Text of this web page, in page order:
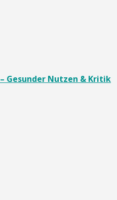
Gesunder Nutzen & Kritik